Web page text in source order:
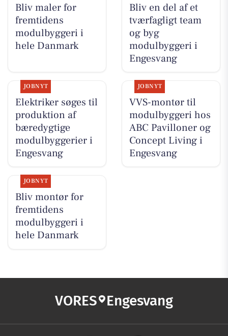
Bliv maler for
fremtidens
modulbyggeri i
hele Danmark
Bliv en del af et
tværfagligt team
og byg
modulbyggeri i
Engesvang
JOBNYT
Elektriker søges til
produktion af
bæredygtige
modulbyggerier i
Engesvang
JOBNYT
VVS-montør til
modulbyggeri hos
ABC Pavilloner og
Concept Living i
Engesvang
JOBNYT
Bliv montør for
fremtidens
modulbyggeri i
hele Danmark
VORES Engesvang